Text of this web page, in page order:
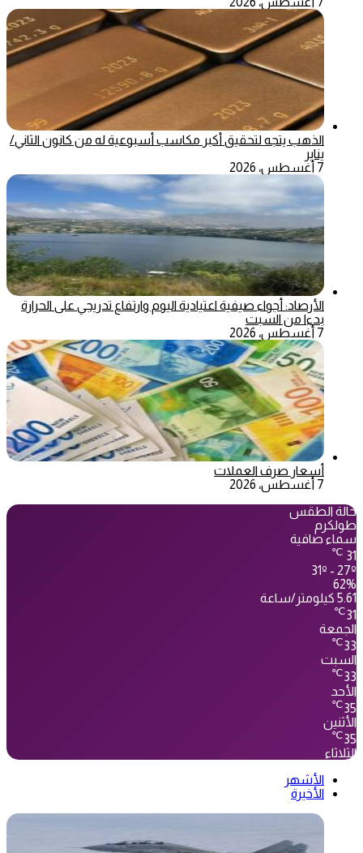
الذهب يتجه لتحقيق أكبر مكاسب أسبوعية له من كانون الثاني/
يناير
7 أغسطس، 2026
الأرصاد: أجواء صيفية اعتيادية اليوم وارتفاع تدريجي على الحرارة
بدءا من السبت
7 أغسطس، 2026
أسعار صرف العملات
7 أغسطس، 2026
حالة الطقس
طولكرم
سماء صافية
31
℃
31º - 27º
62%
5.61 كيلومتر/ساعة
31
℃
الجمعة
33
℃
السبت
33
℃
الأحد
35
℃
الأثنين
35
℃
الثلاثاء
الأشهر
الأخيرة